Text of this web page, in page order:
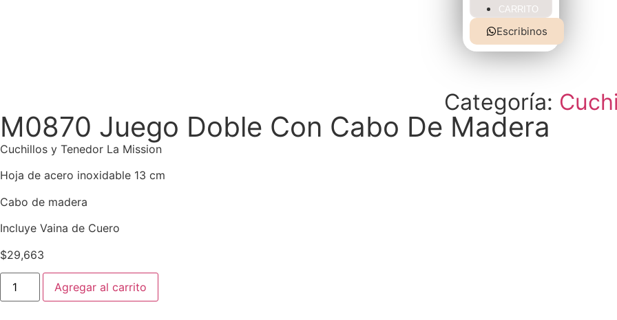
CARRITO
Escribinos
Categoría:
M0870 Juego Doble Con Cabo De Madera
Cuchillos y Tenedor La Mission
Hoja de acero inoxidable 13 cm
Cabo de madera
Incluye Vaina de Cuero
$29,663
Agregar al carrito